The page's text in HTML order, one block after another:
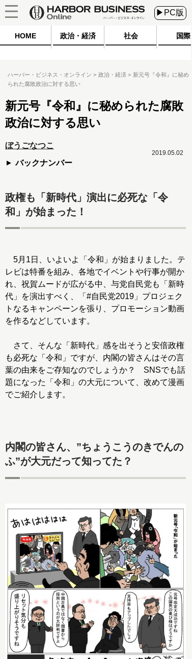
▶PC版
HOME 政治・経済 社会 国際
ハーバー・ビジネス・オンライン 政治・経済
新元号『令和』に秘め
られた腐敗政治に対する思い
新元号『令和』に秘められた腐敗
政治に対する思い
ぼうごなつこ
バックナンバー
2019.05.02
政権も「新時代」演出に必死な「令
和」が始まった！
5月1日、いよいよ「令和」が始まりました。テ
レビは特番を組み、各地でイベントや行事が開か
れ、祝賀ムードが広がる中、与党自民党も「新時
代」を演出すべく、「#自民党2019」プロジェク
トなるキャンペーンを張り、プロモーション動画
を作るなどしています。
さて、そんな「新時代」感を出そうと安倍政権
も必死な「令和」ですが、内閣の皆さんはその言
葉の由来をご存知なのでしょうか？ SNSでも話
題になった「令和」の大元について、改めて漫画
でご紹介します。
内閣の皆さん、”ちょうこうのきでんの
ふ”が大元だって知ってた？